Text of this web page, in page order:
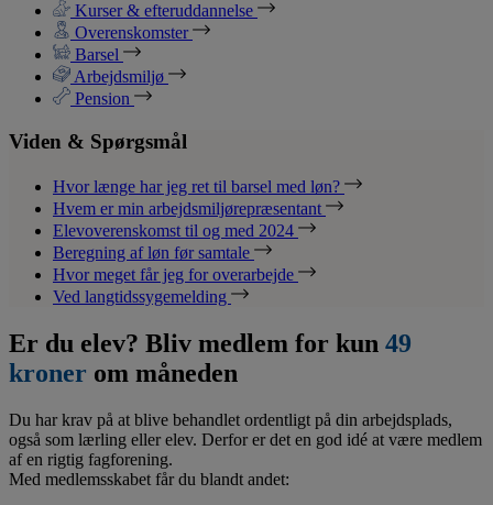
Kurser & efteruddannelse
Overenskomster
Barsel
Arbejdsmiljø
Pension
Viden & Spørgsmål
Hvor længe har jeg ret til barsel med løn?
Hvem er min arbejdsmiljørepræsentant
Elevoverenskomst til og med 2024
Beregning af løn før samtale
Hvor meget får jeg for overarbejde
Ved langtidssygemelding
Er du elev? Bliv medlem for kun 49
kroner om måneden
Du har krav på at blive behandlet ordentligt på din arbejdsplads,
også som lærling eller elev. Derfor er det en god idé at være medlem
af en rigtig fagforening.
Med medlemsskabet får du blandt andet: